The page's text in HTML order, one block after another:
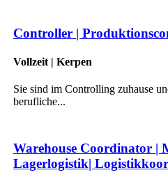
Controller |
Vollzeit | Kerpen
Sie sind im Controlling zuhause
berufliche...
Warehouse Coordinator |
Lagerlogistik|